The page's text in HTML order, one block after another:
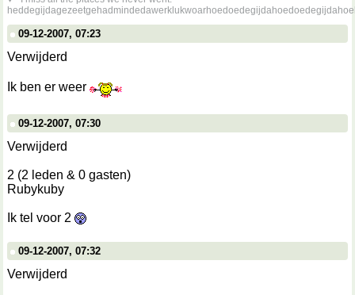
09-12-2007, 07:23
Verwijderd
Ik ben er weer
09-12-2007, 07:30
Verwijderd
2 (2 leden & 0 gasten)
Rubykuby
Ik tel voor 2
09-12-2007, 07:32
Verwijderd